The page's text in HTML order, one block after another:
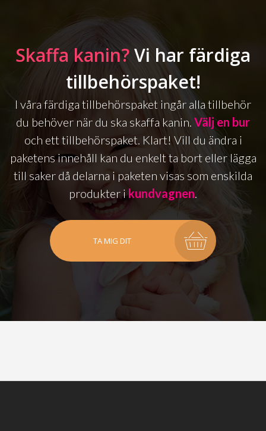
Skaffa kanin?Vi har färdiga
tillbehörspaket!
I våra färdiga tillbehörspaket ingår alla tillbehör
du behöver när du ska skaffa kanin. Välj en bur
och ett tillbehörspaket. Klart! Vill du ändra i
paketens innehåll kan du enkelt ta bort eller lägga
till saker då delarna i paketen visas som enskilda
produkter ikundvagnen
TA MIG DIT